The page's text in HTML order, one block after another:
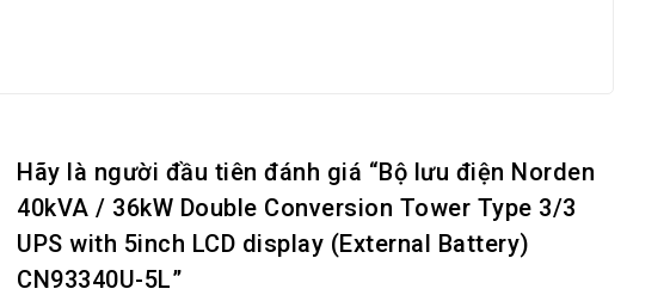
Hãy là người đầu tiên đánh giá “Bộ lưu điện Norden
40kVA / 36kW Double Conversion Tower Type 3/3
UPS with 5inch LCD display (External Battery)
CN93340U-5L”